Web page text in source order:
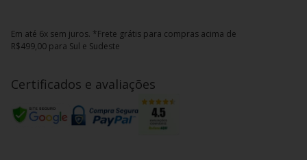
Em até 6x sem juros. *Frete grátis para compras acima de
R$499,00 para Sul e Sudeste
Certificados e avaliações